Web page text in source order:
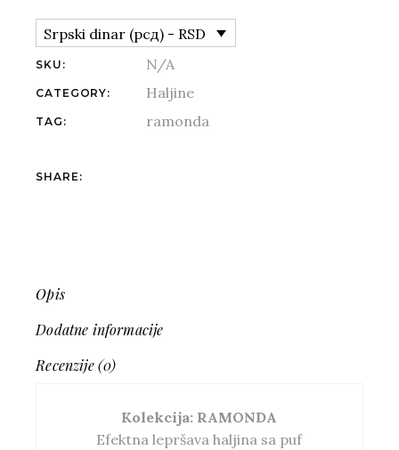
Srpski dinar (рсд) - RSD
SKU: N/A
CATEGORY: Haljine
TAG: ramonda
SHARE:
Opis
Dodatne informacije
Recenzije (0)
Kolekcija: RAMONDA
Efektna lepršava haljina sa puf